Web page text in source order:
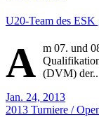
U20-Team des
A m 07. und
(DVM)
Jan. 24, 2013
2013 Turniere /